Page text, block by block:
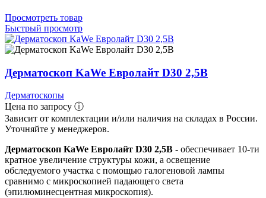
Просмотреть товар
Быстрый просмотр
Дерматоскоп KaWe Евролайт D30 2,5В
Дерматоскопы
Цена по запросу ⓘ
Зависит от комплектации и/или наличия на складах в России.
Уточняйте у менеджеров.
Дерматоскоп KaWe Евролайт D30 2,5В - обеспечивает 10-ти
кратное увеличение структуры кожи, а освещение
обследуемого участка с помощью галогеновой лампы
сравнимо с микроскопией падающего света
(эпилюминесцентная микроскопия).